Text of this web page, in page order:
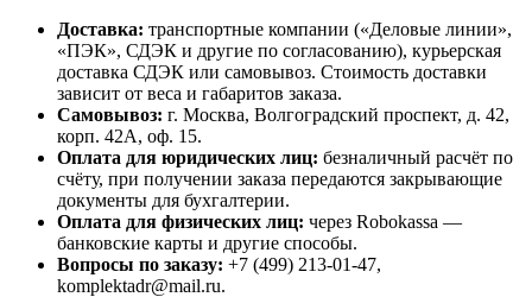
Доставка: транспортные компании («Деловые линии»,
«ПЭК», СДЭК и другие по согласованию), курьерская
доставка СДЭК или самовывоз. Стоимость доставки
зависит от веса и габаритов заказа.
Самовывоз: г. Москва, Волгоградский проспект, д. 42,
корп. 42А, оф. 15.
Оплата для юридических лиц: безналичный расчёт по
счёту, при получении заказа передаются закрывающие
документы для бухгалтерии.
Оплата для физических лиц: через Robokassa —
банковские карты и другие способы.
Вопросы по заказу: +7 (499) 213-01-47,
komplektadr@mail.ru.